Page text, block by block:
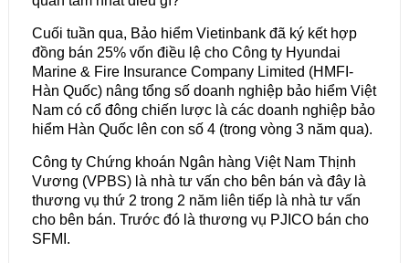
Cuối tuần qua, Bảo hiểm Vietinbank đã ký kết hợp
đồng bán 25% vốn điều lệ cho Công ty Hyundai
Marine & Fire Insurance Company Limited (HMFI-
Hàn Quốc) nâng tổng số doanh nghiệp bảo hiểm Việt
Nam có cổ đông chiến lược là các doanh nghiệp bảo
hiểm Hàn Quốc lên con số 4 (trong vòng 3 năm qua).
Công ty Chứng khoán Ngân hàng Việt Nam Thịnh
Vương (VPBS) là nhà tư vấn cho bên bán và đây là
thương vụ thứ 2 trong 2 năm liên tiếp là nhà tư vấn
cho bên bán. Trước đó là thương vụ PJICO bán cho
SFMI.